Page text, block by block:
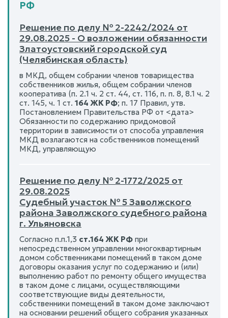
РФ
Решение по делу № 2-2242/2024 от
29.08.2025 - О возложении обязанности
Златоустовский городской суд
(Челябинская область)
в МКД, общем собрании членов товарищества
собственников жилья, общем собрании членов
кооператива (п. 2.1 ч. 2 ст. 44, ст. 116, п. п. 8, 8.1 ч. 2
ст. 145, ч. 1 ст. 164 ЖК РФ; п. 17 Правил, утв.
Постановлением Правительства РФ от <дата>
Обязанности по содержанию придомовой
территории в зависимости от способа управления
МКД возлагаются на собственников помещений
МКД, управляющую
Решение по делу № 2-1772/2025 от
29.08.2025
Судебный участок № 5 Заволжского
района Заволжского судебного района
г. Ульяновска
Согласно п.п.1,3 ст.164 ЖК РФ при
непосредственном управлении многоквартирным
домом собственниками помещений в таком доме
договоры оказания услуг по содержанию и (или)
выполнению работ по ремонту общего имущества
в таком доме с лицами, осуществляющими
соответствующие виды деятельности,
собственники помещений в таком доме заключают
на основании решений общего собрания указанных